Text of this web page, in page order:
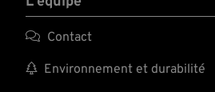
 Contact
 Environnement et durabilité